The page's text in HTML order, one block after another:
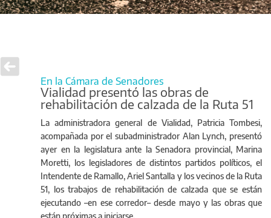
En la Cámara de Senadores
Vialidad presentó las obras de
rehabilitación de calzada de la Ruta 51
La administradora general de Vialidad, Patricia Tombesi,
acompañada por el subadministrador Alan Lynch, presentó
ayer en la legislatura ante la Senadora provincial, Marina
Moretti, los legisladores de distintos partidos políticos, el
Intendente de Ramallo, Ariel Santalla y los vecinos de la Ruta
51, los trabajos de rehabilitación de calzada que se están
ejecutando –en ese corredor– desde mayo y las obras que
están próximas a iniciarse.